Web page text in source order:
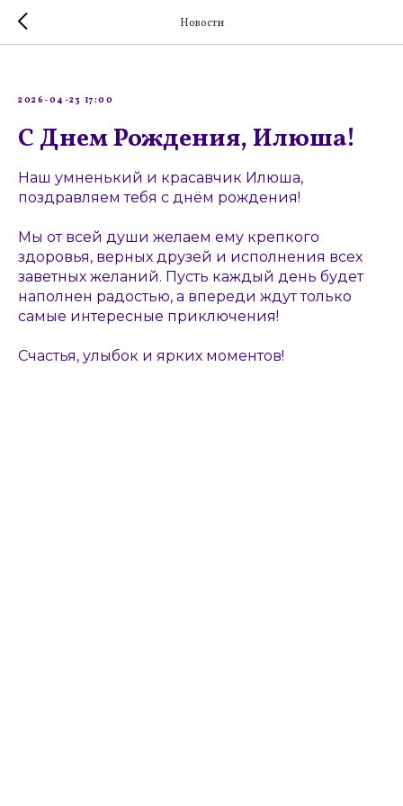
Новости
2026-04-23 17:00
С Днем Рождения, Илюша!
Наш умненький и красавчик Илюша,
поздравляем тебя с днём рождения!
Мы от всей души желаем ему крепкого
здоровья, верных друзей и исполнения всех
заветных желаний. Пусть каждый день будет
наполнен радостью, а впереди ждут только
самые интересные приключения!
Счастья, улыбок и ярких моментов!